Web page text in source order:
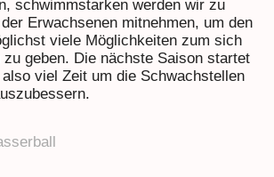
schwimmstarken werden wir zu
Erwachsenen mitnehmen, um den
viele Möglichkeiten zum sich
geben. Die nächste Saison startet
viel Zeit um die Schwachstellen